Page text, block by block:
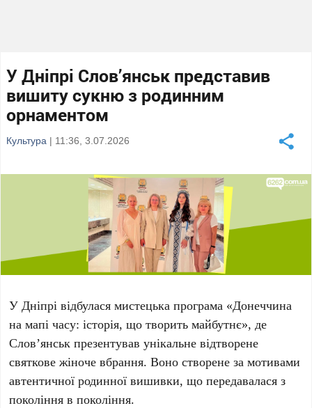
У Дніпрі Слов’янськ представив
вишиту сукню з родинним
орнаментом
Культура | 11:36, 3.07.2026
У Дніпрі відбулася мистецька програма «Донеччина
на мапі часу: історія, що творить майбутнє», де
Слов’янськ презентував унікальне відтворене
святкове жіноче вбрання. Воно створене за мотивами
автентичної родинної вишивки, що передавалася з
покоління в покоління.